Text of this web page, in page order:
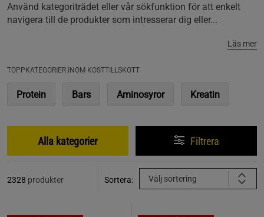
Använd kategoriträdet eller vår sökfunktion för att enkelt
navigera till de produkter som intresserar dig eller...
Läs mer
TOPPKATEGORIER INOM KOSTTILLSKOTT
Protein Bars Aminosyror Kreatin
Alla kategorier Filtrera
2328 produkter Sortera: Välj sortering